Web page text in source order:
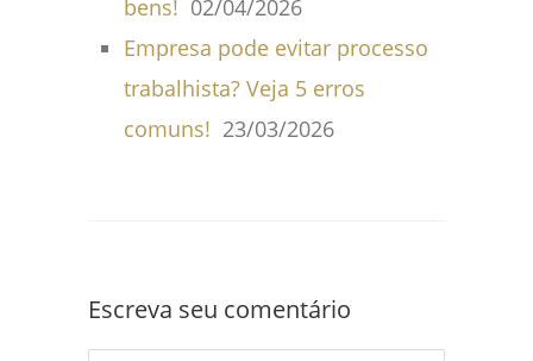
bens! 02/04/2026
Empresa pode evitar processo
trabalhista? Veja 5 erros
comuns! 23/03/2026
Escreva seu comentário